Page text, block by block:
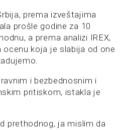
prema izveštajima
prošle godine za 10
a prema analizi IREX,
ocenu koja je slabija od one
i bezbednosnim i
pritiskom, istakla je
prethodnog, ja mislim da